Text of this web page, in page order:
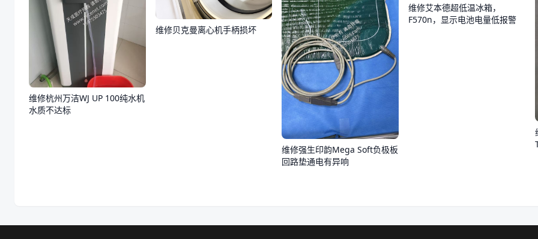
维修杭州万洁WJ UP 100纯水机
水质不达标
维修贝克曼离心机手柄损坏
维修强生印韵Mega Soft负极板
回路垫通电有异响
维修艾本德超低温冰箱，
F570n，显示电池电量低报警